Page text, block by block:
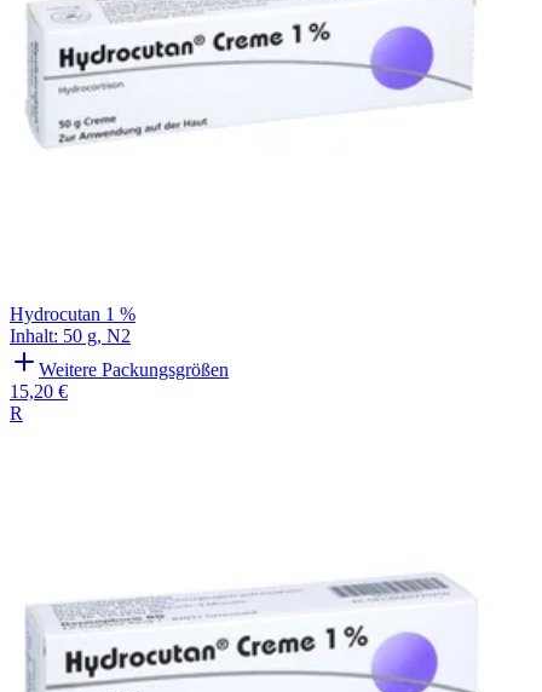
Hydrocutan 1 %
Inhalt: 50 g, N2
Weitere Packungsgrößen
15,20 €
R